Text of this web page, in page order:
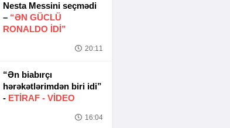
Nesta Messini seçmədi
– “ƏN GÜCLÜ
RONALDO IDI”
20:11
“Ən biabırçı
hərəkətlərimdən biri idi”
- ETIRAF - VİDEO
16:04